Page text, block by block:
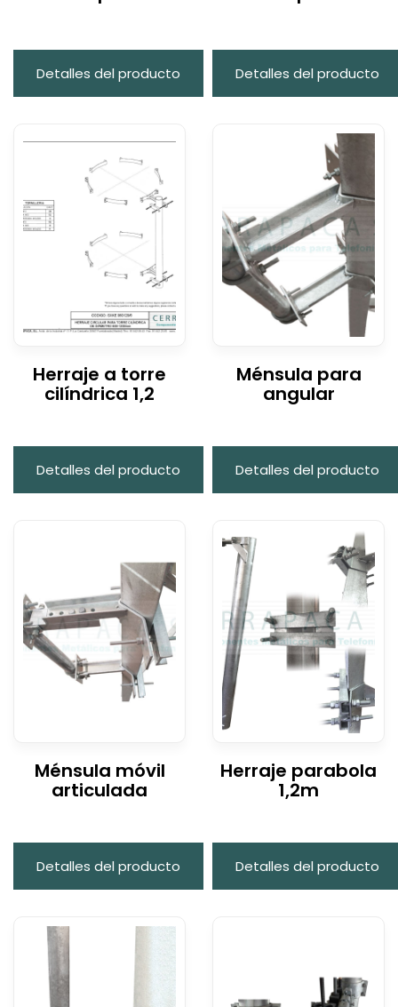
Detalles del producto Detalles del producto
Herraje a torre
cilíndrica 1,2
Detalles del producto
Ménsula para
angular
Detalles del producto
Ménsula móvil
articulada
Detalles del producto
Herraje parabola
1,2m
Detalles del producto